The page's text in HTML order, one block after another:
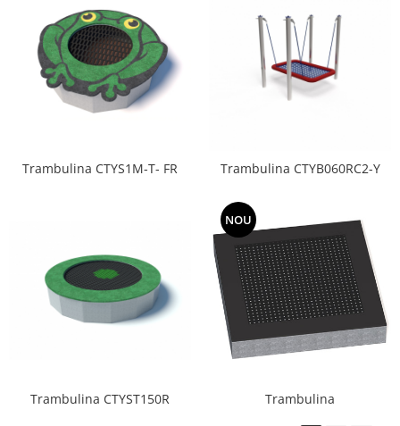
Trambulina CTYS1M-T- FR Trambulina CTYB060RC2-Y
Trambulina CTYST150R
NOU
Trambulina